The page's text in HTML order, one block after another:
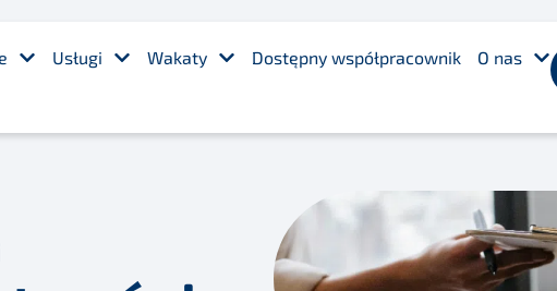
Usługi Wakaty Dostępny współpracownik O nas